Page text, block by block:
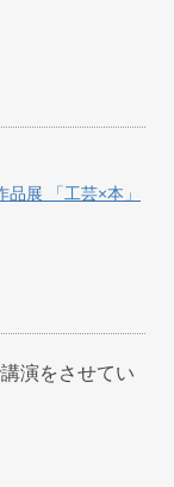
展 「工芸×本」
演をさせてい